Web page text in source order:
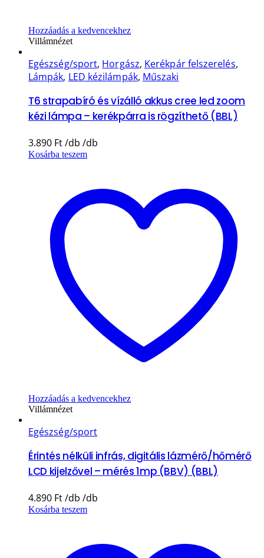
Hozzáadás a kedvencekhez
Villámnézet
Egészség/sport, Horgász, Kerékpár felszerelés,
Lámpák, LED kézilámpák, Műszaki
T6 strapabíró és vízálló akkus cree led zoom
kézi lámpa – kerékpárra is rögzíthető (BBL)
3.890 Ft
Kosárba teszem
Hozzáadás a kedvencekhez
Villámnézet
Egészség/sport
Érintés nélküli infrás, digitális lázmérő/hőmérő
LCD kijelzővel – mérés 1mp (BBV) (BBL)
4.890 Ft
Kosárba teszem